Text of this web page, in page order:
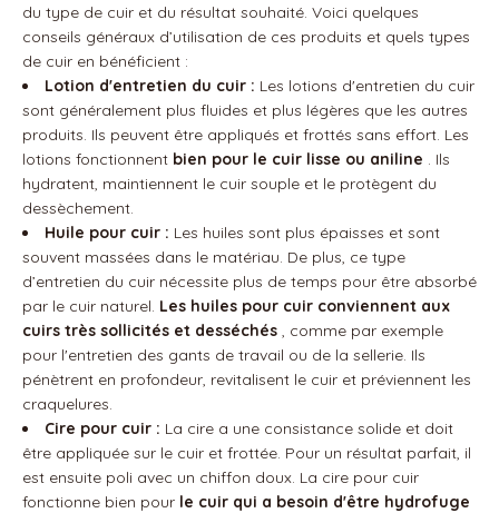
du type de cuir et du résultat souhaité. Voici quelques
conseils généraux d’utilisation de ces produits et quels types
de cuir en bénéficient :
Lotion d'entretien du cuir : Les lotions d'entretien du cuir
sont généralement plus fluides et plus légères que les autres
produits. Ils peuvent être appliqués et frottés sans effort. Les
lotions fonctionnent bien pour le cuir lisse ou aniline . Ils
hydratent, maintiennent le cuir souple et le protègent du
dessèchement.
Huile pour cuir : Les huiles sont plus épaisses et sont
souvent massées dans le matériau. De plus, ce type
d’entretien du cuir nécessite plus de temps pour être absorbé
par le cuir naturel. Les huiles pour cuir conviennent aux
cuirs très sollicités et desséchés , comme par exemple
pour l'entretien des gants de travail ou de la sellerie. Ils
pénètrent en profondeur, revitalisent le cuir et préviennent les
craquelures.
Cire pour cuir : La cire a une consistance solide et doit
être appliquée sur le cuir et frottée. Pour un résultat parfait, il
est ensuite poli avec un chiffon doux. La cire pour cuir
fonctionne bien pour le cuir qui a besoin d'être hydrofuge